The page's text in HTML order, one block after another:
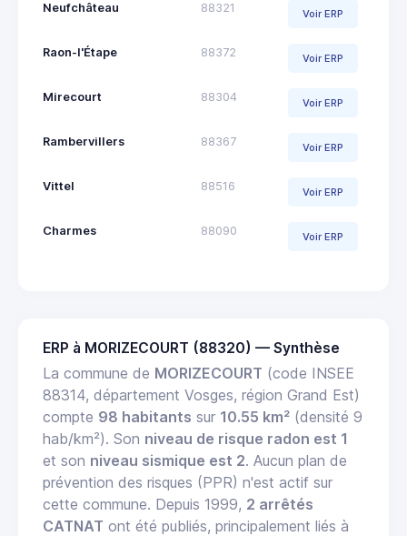
Neufchâteau 88321 Voir ERP
Raon-l'Étape 88372 Voir ERP
Mirecourt 88304 Voir ERP
Rambervillers 88367 Voir ERP
Vittel 88516 Voir ERP
Charmes 88090 Voir ERP
ERP à MORIZECOURT (88320) — Synthèse
La commune de MORIZECOURT (code INSEE
88314, département Vosges, région Grand Est)
compte 98 habitants sur 10.55 km² (densité 9
hab/km²). Son niveau de risque radon est 1
et son niveau sismique est 2. Aucun plan de
prévention des risques (PPR) n'est actif sur
cette commune. Depuis 1999, 2 arrêtés
CATNAT ont été publiés, principalement liés à